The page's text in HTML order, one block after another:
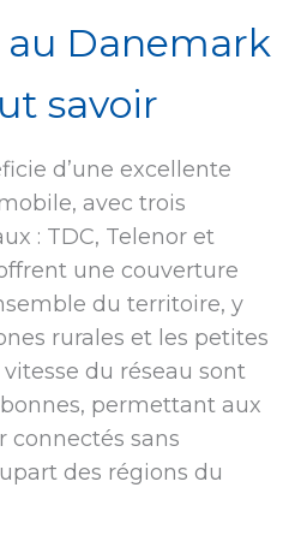
Danemark
savoir
d’une excellente
avec trois
: TDC, Telenor et
une couverture
du territoire, y
rurales et les petites
du réseau sont
permettant aux
connectés sans
des régions du